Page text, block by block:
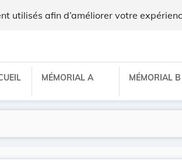
utilisés afin d’améliorer votre
MÉMORIAL A MÉMORIAL B